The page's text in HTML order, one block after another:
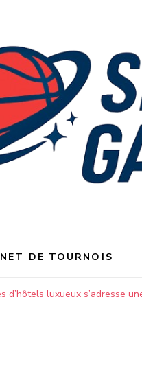
DE TOURNOIS
d’hôtels luxueux s’adresse